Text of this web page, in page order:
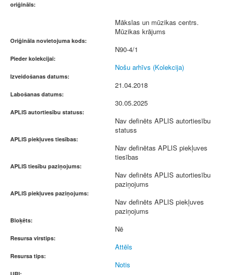
oriģināls:
Mākslas un mūzikas centrs.
Mūzikas krājums
Oriģināla novietojuma kods:
N90-4/1
Pieder kolekcijai:
Nošu arhīvs (Kolekcija)
Izveidošanas datums:
21.04.2018
Labošanas datums:
30.05.2025
APLIS autortiesību statuss:
Nav definēts APLIS autortiesību
statuss
APLIS piekļuves tiesības:
Nav definētas APLIS piekļuves
tiesības
APLIS tiesību paziņojums:
Nav definēts APLIS autortiesību
paziņojums
APLIS piekļuves paziņojums:
Nav definēts APLIS piekļuves
paziņojums
Bloķēts:
Nē
Resursa virstips:
Attēls
Resursa tips:
Notis